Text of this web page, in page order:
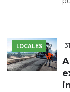
LOCALES